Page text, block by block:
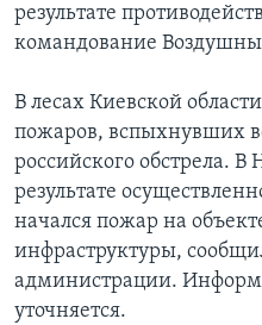
результате
командование
В лесах Киевской
пожаров, вспыхнувших
российского обстрела. В
результате
начался пожар на
инфраструктуры,
администрации.
уточняется.